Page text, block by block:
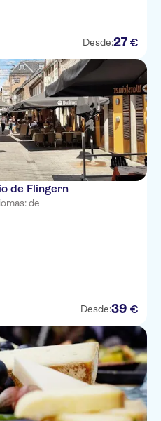
Desde:27 €
de Flingern
de
Desde:39 €